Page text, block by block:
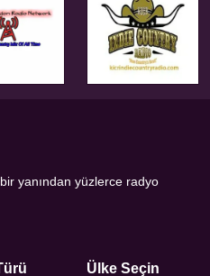
yanından yüzlerce radyo
Ülke Seçin